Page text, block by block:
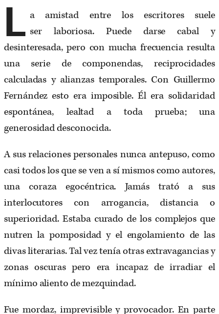
L a amistad entre los escritores suele
ser laboriosa. Puede darse cabal y
desinteresada, pero con mucha frecuencia resulta
una serie de componendas, reciprocidades
calculadas y alianzas temporales. Con Guillermo
Fernández esto era imposible. Él era solidaridad
espontánea, lealtad a toda prueba; una
generosidad desconocida.
A sus relaciones personales nunca antepuso, como
casi todos los que se ven a sí mismos como autores,
una coraza egocéntrica. Jamás trató a sus
interlocutores con arrogancia, distancia o
superioridad. Estaba curado de los complejos que
nutren la pomposidad y el engolamiento de las
divas literarias. Tal vez tenía otras extravagancias y
zonas oscuras pero era incapaz de irradiar el
mínimo aliento de mezquindad.
Fue mordaz, imprevisible y provocador. En parte